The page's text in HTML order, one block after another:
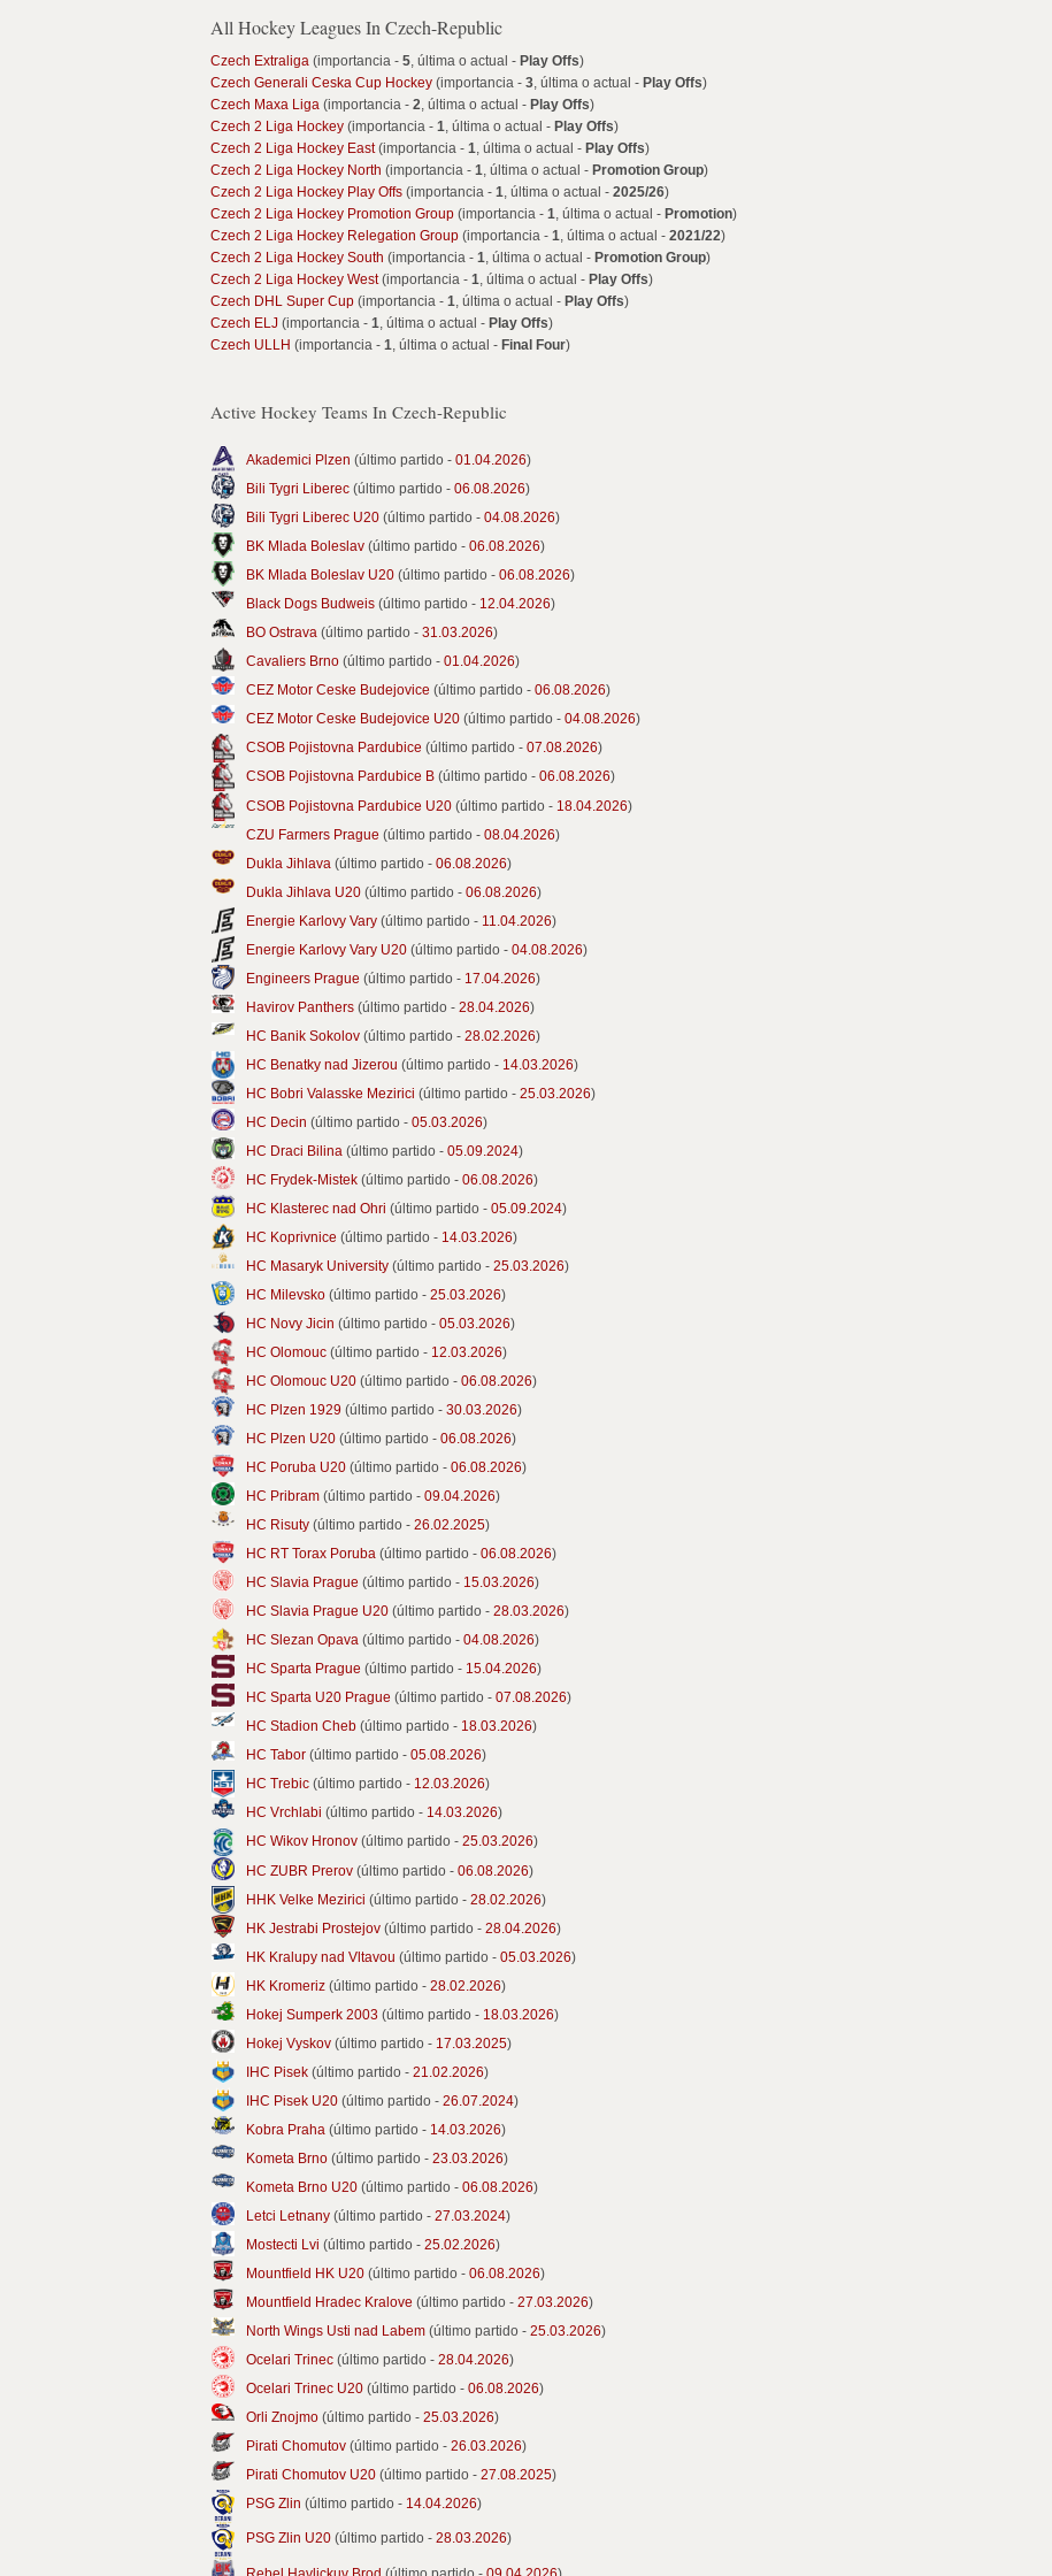
All Hockey Leagues In Czech-Republic
Czech Extraliga (importancia - 5, última o actual - Play Offs)
Czech Generali Ceska Cup Hockey (importancia - 3, última o actual - Play Offs)
Czech Maxa Liga (importancia - 2, última o actual - Play Offs)
Czech 2 Liga Hockey (importancia - 1, última o actual - Play Offs)
Czech 2 Liga Hockey East(importancia - 1, última o actual - Play Offs)
Czech 2 Liga Hockey North (importancia - 1, última o actual - Promotion Group)
Czech 2 Liga Hockey Play Offs (importancia - 1, última o actual - 2025/26)
Czech 2 Liga Hockey Promotion Group (importancia - 1, última o actual - Promotion)
Czech 2 Liga Hockey Relegation Group (importancia - 1, última o actual - 2021/22)
Czech 2 Liga Hockey South (importancia - 1, última o actual - Promotion Group)
Czech 2 Liga Hockey West(importancia - 1, última o actual - Play Offs)
Czech DHL Super Cup (importancia - 1, última o actual - Play Offs)
Czech ELJ (importancia - 1, última o actual - Play Offs)
Czech ULLH (importancia - 1, última o actual - Final Four)
Active Hockey Teams In Czech-Republic
Akademici Plzen (último partido - 01.04.2026)
Bili Tygri Liberec (último partido - 06.08.2026)
Bili Tygri Liberec U20 (último partido - 04.08.2026)
BK Mlada Boleslav (último partido - 06.08.2026)
BK Mlada Boleslav U20 (último partido - 06.08.2026)
Black Dogs Budweis (último partido - 12.04.2026)
BO Ostrava (último partido - 31.03.2026)
Cavaliers Brno (último partido - 01.04.2026)
CEZ Motor Ceske Budejovice (último partido - 06.08.2026)
CEZ Motor Ceske Budejovice U20 (último partido - 04.08.2026)
CSOB Pojistovna Pardubice (último partido - 07.08.2026)
CSOB Pojistovna Pardubice B (último partido - 06.08.2026)
CSOB Pojistovna Pardubice U20 (último partido - 18.04.2026)
CZU Farmers Prague (último partido - 08.04.2026)
Dukla Jihlava (último partido - 06.08.2026)
Dukla Jihlava U20 (último partido - 06.08.2026)
Energie Karlovy Vary (último partido - 11.04.2026)
Energie Karlovy Vary U20 (último partido - 04.08.2026)
Engineers Prague (último partido - 17.04.2026)
Havirov Panthers (último partido - 28.04.2026)
HC Banik Sokolov (último partido - 28.02.2026)
HC Benatky nad Jizerou (último partido - 14.03.2026)
HC Bobri Valasske Mezirici (último partido - 25.03.2026)
HC Decin (último partido - 05.03.2026)
HC Draci Bilina (último partido - 05.09.2024)
HC Frydek-Mistek (último partido - 06.08.2026)
HC Klasterec nad Ohri (último partido - 05.09.2024)
HC Koprivnice (último partido - 14.03.2026)
HC Masaryk University (último partido - 25.03.2026)
HC Milevsko (último partido - 25.03.2026)
HC Novy Jicin (último partido - 05.03.2026)
HC Olomouc (último partido - 12.03.2026)
HC Olomouc U20 (último partido - 06.08.2026)
HC Plzen 1929 (último partido - 30.03.2026)
HC Plzen U20 (último partido - 06.08.2026)
HC Poruba U20 (último partido - 06.08.2026)
HC Pribram (último partido - 09.04.2026)
HC Risuty (último partido - 26.02.2025)
HC RT Torax Poruba (último partido - 06.08.2026)
HC Slavia Prague (último partido - 15.03.2026)
HC Slavia Prague U20 (último partido - 28.03.2026)
HC Slezan Opava (último partido - 04.08.2026)
HC Sparta Prague (último partido - 15.04.2026)
HC Sparta U20 Prague (último partido - 07.08.2026)
HC Stadion Cheb (último partido - 18.03.2026)
HC Tabor (último partido - 05.08.2026)
HC Trebic (último partido - 12.03.2026)
HC Vrchlabi (último partido - 14.03.2026)
HC Wikov Hronov (último partido - 25.03.2026)
HC ZUBR Prerov (último partido - 06.08.2026)
HHK Velke Mezirici (último partido - 28.02.2026)
HK Jestrabi Prostejov (último partido - 28.04.2026)
HK Kralupy nad Vltavou (último partido - 05.03.2026)
HK Kromeriz (último partido - 28.02.2026)
Hokej Sumperk 2003 (último partido - 18.03.2026)
Hokej Vyskov (último partido - 17.03.2025)
IHC Pisek (último partido - 21.02.2026)
IHC Pisek U20 (último partido - 26.07.2024)
Kobra Praha (último partido - 14.03.2026)
Kometa Brno (último partido - 23.03.2026)
Kometa Brno U20 (último partido - 06.08.2026)
Letci Letnany (último partido - 27.03.2024)
Mostecti Lvi (último partido - 25.02.2026)
Mountfield HK U20 (último partido - 06.08.2026)
Mountfield Hradec Kralove (último partido - 27.03.2026)
North Wings Usti nad Labem (último partido - 25.03.2026)
Ocelari Trinec (último partido - 28.04.2026)
Ocelari Trinec U20 (último partido - 06.08.2026)
Orli Znojmo (último partido - 25.03.2026)
Pirati Chomutov (último partido - 26.03.2026)
Pirati Chomutov U20 (último partido - 27.08.2025)
PSG Zlin (último partido - 14.04.2026)
PSG Zlin U20 (último partido - 28.03.2026)